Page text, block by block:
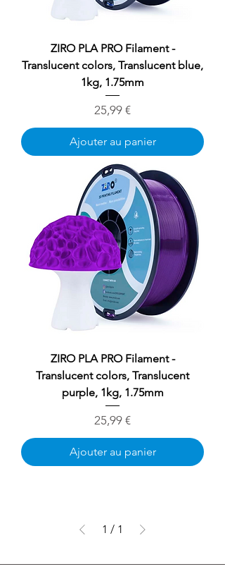
ZIRO PLA PRO Filament -
Translucent colors, Translucent blue,
1kg, 1.75mm
Prix
25,99 €
Ajouter au panier
ZIRO PLA PRO Filament -
Translucent colors, Translucent
purple, 1kg, 1.75mm
Prix
25,99 €
Ajouter au panier
1 / 1